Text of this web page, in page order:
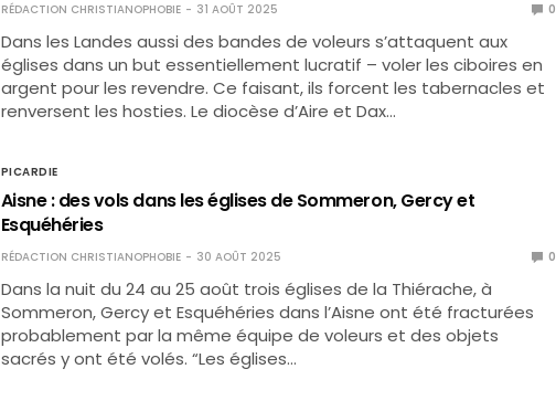
RÉDACTION CHRISTIANOPHOBIE 31 AOÛT 2025 0
Dans les Landes aussi des bandes de voleurs s’attaquent aux
églises dans un but essentiellement lucratif – voler les ciboires en
argent pour les revendre. Ce faisant, ils forcent les tabernacles et
renversent les hosties. Le diocèse d’Aire et Dax…
PICARDIE
Aisne : des vols dans les églises de Sommeron, Gercy et
Esquéhéries
RÉDACTION CHRISTIANOPHOBIE 30 AOÛT 2025 0
Dans la nuit du 24 au 25 août trois églises de la Thiérache, à
Sommeron, Gercy et Esquéhéries dans l’Aisne ont été fracturées
probablement par la même équipe de voleurs et des objets
sacrés y ont été volés. “Les églises…